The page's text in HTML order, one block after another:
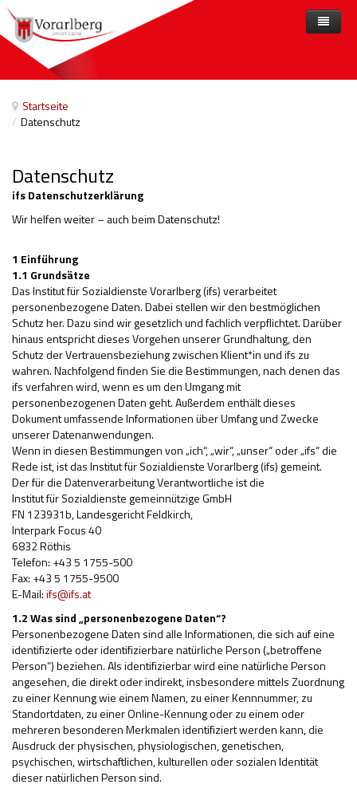
Startseite
/ Datenschutz
Datenschutz
ifs Datenschutzerklärung
Wir helfen weiter – auch beim Datenschutz!
1 Einführung
1.1 Grundsätze
Das Institut für Sozialdienste Vorarlberg (ifs) verarbeitet
personenbezogene Daten. Dabei stellen wir den bestmöglichen
Schutz her. Dazu sind wir gesetzlich und fachlich verpflichtet. Darüber
hinaus entspricht dieses Vorgehen unserer Grundhaltung, den
Schutz der Vertrauensbeziehung zwischen Klient*in und ifs zu
wahren. Nachfolgend finden Sie die Bestimmungen, nach denen das
ifs verfahren wird, wenn es um den Umgang mit
personenbezogenen Daten geht. Außerdem enthält dieses
Dokument umfassende Informationen über Umfang und Zwecke
unserer Datenanwendungen.
Wenn in diesen Bestimmungen von „ich“, „wir“, „unser“ oder „ifs“ die
Rede ist, ist das Institut für Sozialdienste Vorarlberg (ifs) gemeint.
Der für die Datenverarbeitung Verantwortliche ist die
Institut für Sozialdienste gemeinnützige GmbH
FN 123931b, Landesgericht Feldkirch,
Interpark Focus 40
6832 Röthis
Telefon: +43 5 1755-500
Fax: +43 5 1755-9500
E-Mail:ifs@ifs.at
1.2 Was sind „personenbezogene Daten“?
Personenbezogene Daten sind alle Informationen, die sich auf eine
identifizierte oder identifizierbare natürliche Person („betroffene
Person“) beziehen. Als identifizierbar wird eine natürliche Person
angesehen, die direkt oder indirekt, insbesondere mittels Zuordnung
zu einer Kennung wie einem Namen, zu einer Kennnummer, zu
Standortdaten, zu einer Online-Kennung oder zu einem oder
mehreren besonderen Merkmalen identifiziert werden kann, die
Ausdruck der physischen, physiologischen, genetischen,
psychischen, wirtschaftlichen, kulturellen oder sozialen Identität
dieser natürlichen Person sind.
Home
Angebote nach Themen
Barrierefreiheit
Beihilfen, finanzielle Unterstützungen
Freizeit
Gesetze und Verordnungen
Gesetzliche Vertretungen
Gesundheitliche Rehabilitation
Hilfsmittel und Heilbehelfe
Kindheit und Jugend
Selbsthilfe und Selbstvertretung
Pflege, Pflegende Angehörige
Unterstützung, Beratung, Assistenz
Wohnen
Anbieter
Veranstaltungen